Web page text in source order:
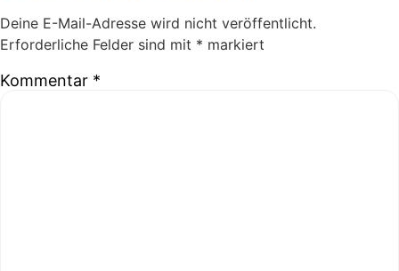
Deine E-Mail-Adresse wird nicht veröffentlicht.
Erforderliche Felder sind mit * markiert
Kommentar *